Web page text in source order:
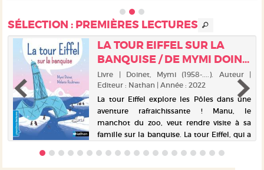
SÉLECTION : PREMIÈRES LECTURES
LA TOUR EIFFEL SUR LA
BANQUISE / DE MYMI DOIN...
Livre | Doinet, Mymi (1958-....). Auteur |
Editeur : Nathan | Année : 2022
La tour Eiffel explore les Pôles dans une
aventure rafraichissante ! Manu, le
manchot du zoo, veut rendre visite à sa
famille sur la banquise. La tour Eiffel, qui a
propose de l'emmener !...